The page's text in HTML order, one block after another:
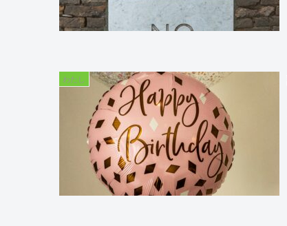
わたし